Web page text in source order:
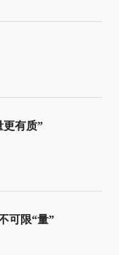
更有质”
可限“量”